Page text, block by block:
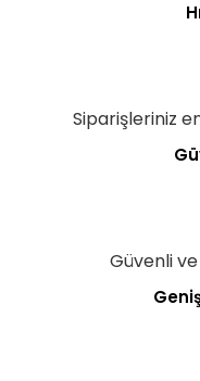
Siparişleriniz
Güvenli